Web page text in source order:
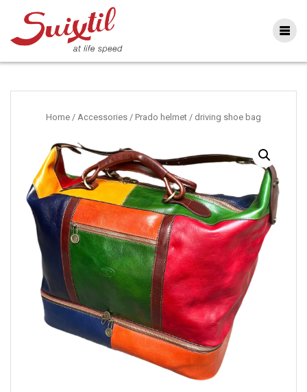
Home / Accessories / Prado helmet / driving shoe bag